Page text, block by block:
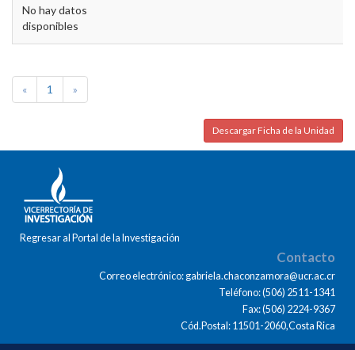
No hay datos
disponibles
« 1 »
Descargar Ficha de la Unidad
Regresar al Portal de la Investigación
Contacto
Correo electrónico: gabriela.chaconzamora@ucr.ac.cr
Teléfono: (506) 2511-1341
Fax: (506) 2224-9367
Cód.Postal: 11501-2060,Costa Rica